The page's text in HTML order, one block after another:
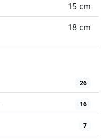
15 cm
18 cm
26
16
7